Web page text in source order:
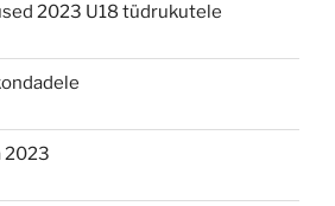
2023 U18 tüdrukutele
2023